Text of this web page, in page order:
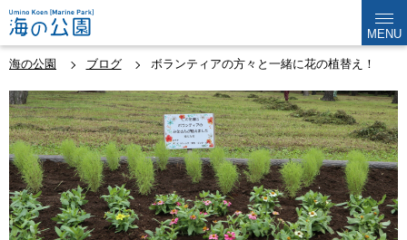
MENU
海の公園 ブログ ボランティアの方々と一緒に花の植替え！